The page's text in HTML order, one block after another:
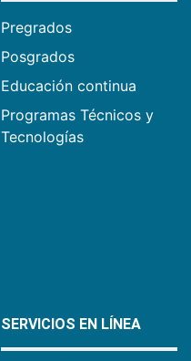
Pregrados
Posgrados
Educación continua
Programas Técnicos y
Tecnologías
SERVICIOS EN LÍNEA